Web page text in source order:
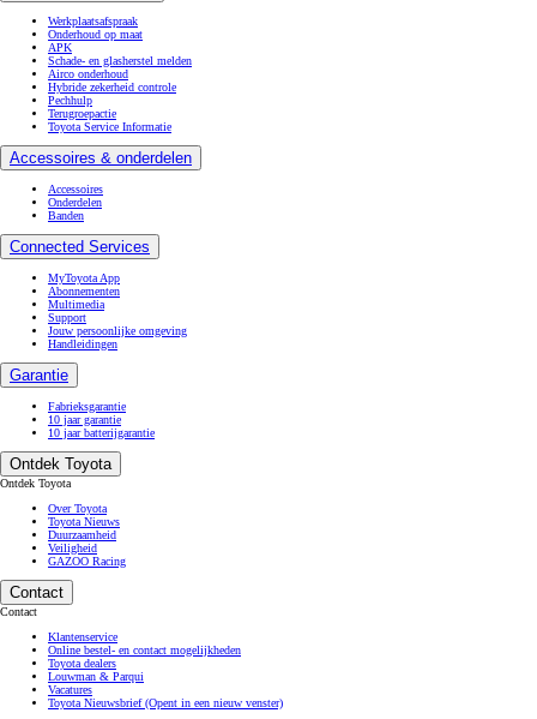
Werkplaatsafspraak
Onderhoud op maat
APK
Schade- en glasherstel melden
Airco onderhoud
Hybride zekerheid controle
Pechhulp
Terugroepactie
Toyota Service Informatie
Accessoires & onderdelen
Accessoires
Onderdelen
Banden
Connected Services
MyToyota App
Abonnementen
Multimedia
Support
Jouw persoonlijke omgeving
Handleidingen
Garantie
Fabrieksgarantie
10 jaar garantie
10 jaar batterijgarantie
Ontdek Toyota
Ontdek Toyota
Over Toyota
Toyota Nieuws
Duurzaamheid
Veiligheid
GAZOO Racing
Contact
Contact
Klantenservice
Online bestel- en contact mogelijkheden
Toyota dealers
Louwman & Parqui
Vacatures
Toyota Nieuwsbrief(Opent in een nieuw venster)